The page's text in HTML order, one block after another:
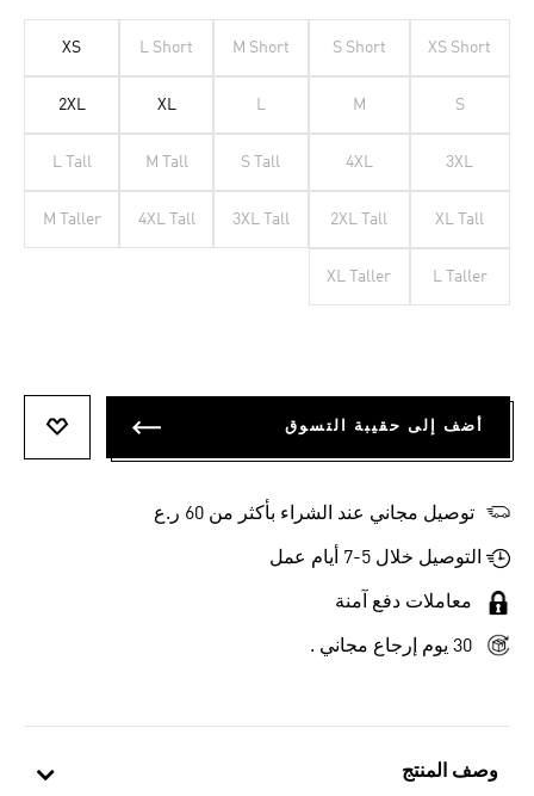
وصف المنتج
XS Short
S Short
M Short
L Short
XS
S
M
L
XL
2XL
3XL
4XL
S Tall
M Tall
L Tall
XL Tall
2XL Tall
3XL Tall
4XL Tall
M Taller
L Taller
XL Taller
أضف إلى حقيبة التسوق
توصيل مجاني عند الشراء بأكثر من 60 ر.ع
التوصيل خلال 5-7 أيام عمل
معاملات دفع آمنة